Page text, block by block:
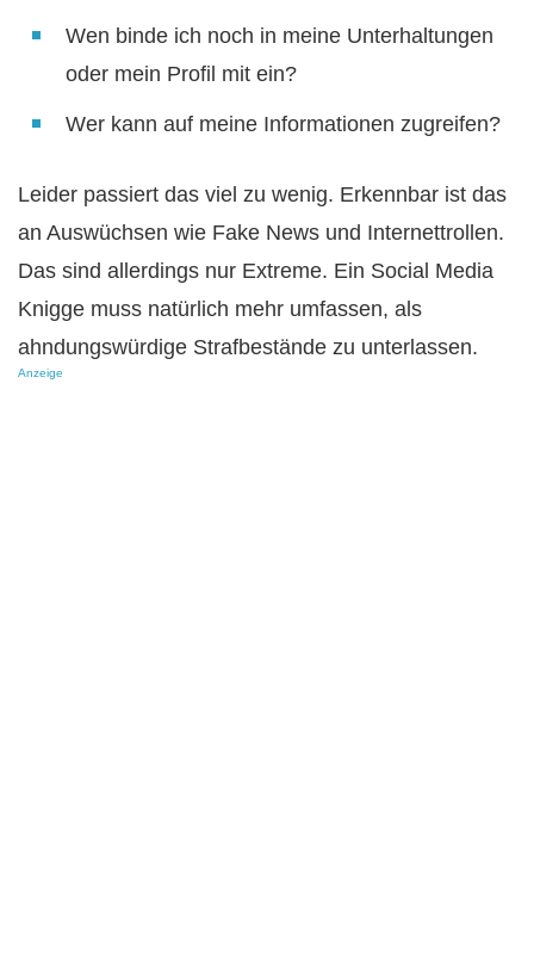
Wen binde ich noch in meine Unterhaltungen
oder mein Profil mit ein?
Wer kann auf meine Informationen zugreifen?
Leider passiert das viel zu wenig. Erkennbar ist das
an Auswüchsen wie Fake News und Internettrollen.
Das sind allerdings nur Extreme. Ein Social Media
Knigge muss natürlich mehr umfassen, als
ahndungswürdige Strafbestände zu unterlassen.
Anzeige